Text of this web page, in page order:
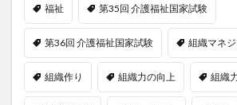
福祉 第35回 介護福祉国家試験
第36回 介護福祉国家試験 組織マネジ
組織作り 組織力の向上 組織